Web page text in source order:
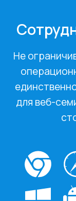
Не
для веб-